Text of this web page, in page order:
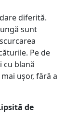
diferită.
sunt
Pe de
cu blană
ușor, fără a
de